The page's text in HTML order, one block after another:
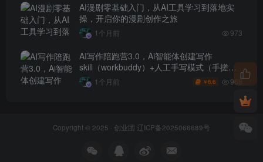
AI漫剧零基础入门，从AI工具学习到落地实
操，开启你的漫剧创作之旅
1个月前 973
AI写作陪跑营3.0，Ai智能体创建写作
skill（workbuddy）+人工手写模式（手搓模
式），去除AI痕迹（头条号、公众号、百家
号）
1个月前 ￥6.6 968
Copyright © 2025 · 创业团 辽ICP备2025066689号